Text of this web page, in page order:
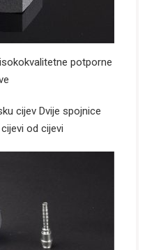
potporne
cijev Dvije spojnice
od cijevi